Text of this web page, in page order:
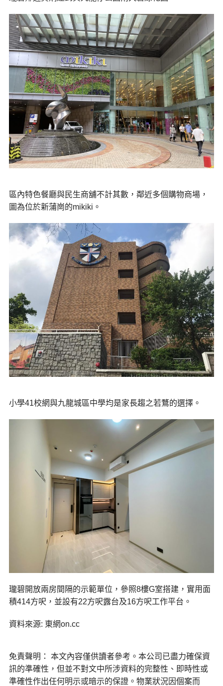
區內特色餐廳與民生商舖不計其數，鄰近多個購物商場，
圖為位於新蒲崗的mikiki。
小學41校網與九龍城區中學均是家長趨之若鶩的選擇。
瓏碧開放兩房間隔的示範單位，參照8樓G室搭建，實用面
積414方呎，並設有22方呎露台及16方呎工作平台。
資料來源: 東網on.cc
免責聲明： 本文內容僅供讀者參考。本公司已盡力確保資
訊的準確性，但並不對文中所涉資料的完整性、即時性或
準確性作出任何明示或暗示的保證。物業狀況因個案而